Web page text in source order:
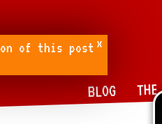
of this post x
BLOG THE